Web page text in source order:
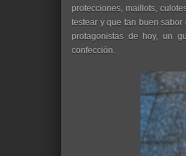
protecciones, maillots,
testear y que tan buen
protagonistas de hoy, un
confección.